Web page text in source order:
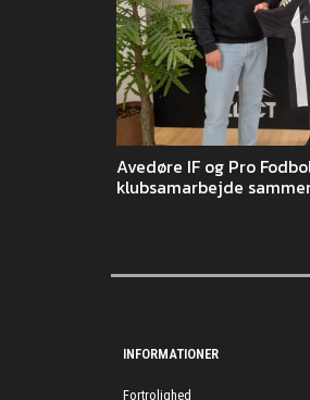
Avedøre IF og Pro
klubsamarbejde
INFORMATIONER
Fortrolighed